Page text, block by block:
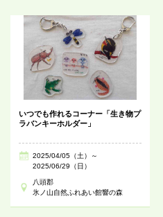
いつでも作れるコーナー「生き物プ
ラバンキーホルダー」
2025/04/05（土）～
2025/06/29（日）
八頭郡
氷ノ山自然ふれあい館響の森